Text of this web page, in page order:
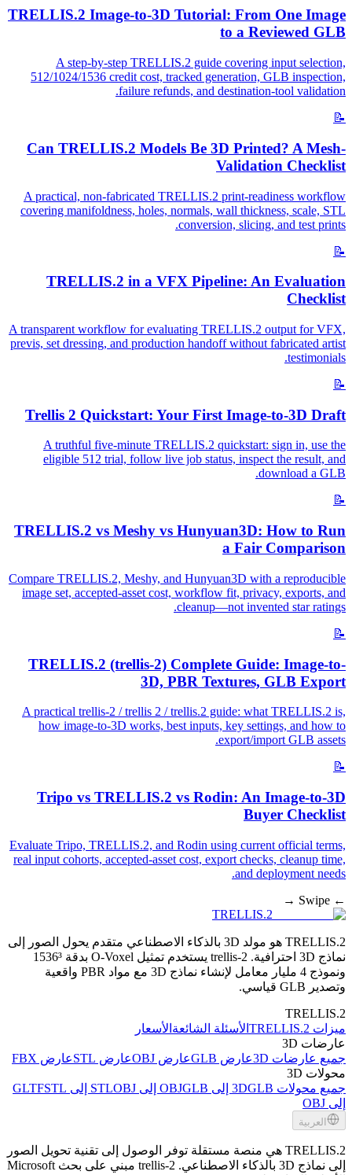
TRELLIS.2 Image-to-3D Tutorial: From One Image
to a Reviewed GLB
A step-by-step TRELLIS.2 guide covering input selection,
512/1024/1536 credit cost, tracked generation, GLB inspection,
failure refunds, and destination-tool validation.
📝
Can TRELLIS.2 Models Be 3D Printed? A Mesh-
Validation Checklist
A practical, non-fabricated TRELLIS.2 print-readiness workflow
covering manifoldness, holes, normals, wall thickness, scale, STL
conversion, slicing, and test prints.
📝
TRELLIS.2 in a VFX Pipeline: An Evaluation
Checklist
A transparent workflow for evaluating TRELLIS.2 output for VFX,
previs, set dressing, and production handoff without fabricated artist
testimonials.
📝
Trellis 2 Quickstart: Your First Image-to-3D Draft
A truthful five-minute TRELLIS.2 quickstart: sign in, use the
eligible 512 trial, follow live job status, inspect the result, and
download a GLB.
📝
TRELLIS.2 vs Meshy vs Hunyuan3D: How to Run
a Fair Comparison
Compare TRELLIS.2, Meshy, and Hunyuan3D with a reproducible
image set, accepted-asset cost, workflow fit, privacy, exports, and
cleanup—not invented star ratings.
📝
TRELLIS.2 (trellis-2) Complete Guide: Image-to-
3D, PBR Textures, GLB Export
A practical trellis-2 / trellis 2 / trellis.2 guide: what TRELLIS.2 is,
how image-to-3D works, best inputs, key settings, and how to
export/import GLB assets.
📝
Tripo vs TRELLIS.2 vs Rodin: An Image-to-3D
Buyer Checklist
Evaluate Tripo, TRELLIS.2, and Rodin using current official terms,
real input cohorts, accepted-asset cost, export checks, cleanup time,
and deployment needs.
← Swipe →
TRELLIS.2
TRELLIS.2 هو مولد 3D بالذكاء الاصطناعي متقدم يحول الصور إلى
نماذج 3D احترافية. trellis-2 يستخدم تمثيل O-Voxel بدقة 1536³
ونموذج 4 مليار معامل لإنشاء نماذج 3D مع مواد PBR واقعية
وتصدير GLB قياسي.
TRELLIS.2
ميزات TRELLIS.2
الأسئلة الشائعة الأسعار
عارضات 3D
جميع عارضات 3D
عارض GLB عارض OBJ عارض STL
عارض FBX
محولات 3D
جميع محولات 3D GLB إلى OBJ GLB إلى STL OBJ إلى GLTF
STL
إلى OBJ
العربية
TRELLIS.2 هي منصة مستقلة توفر الوصول إلى تقنية تحويل الصور
إلى نماذج 3D بالذكاء الاصطناعي. trellis-2 مبني على بحث Microsoft